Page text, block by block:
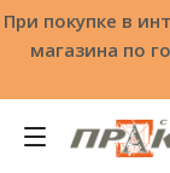
При покупке в
магазина по